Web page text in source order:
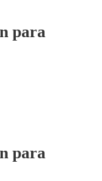
para
para